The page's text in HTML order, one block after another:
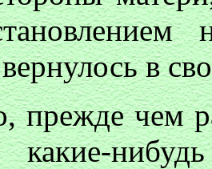
в
прежде чем
какие-